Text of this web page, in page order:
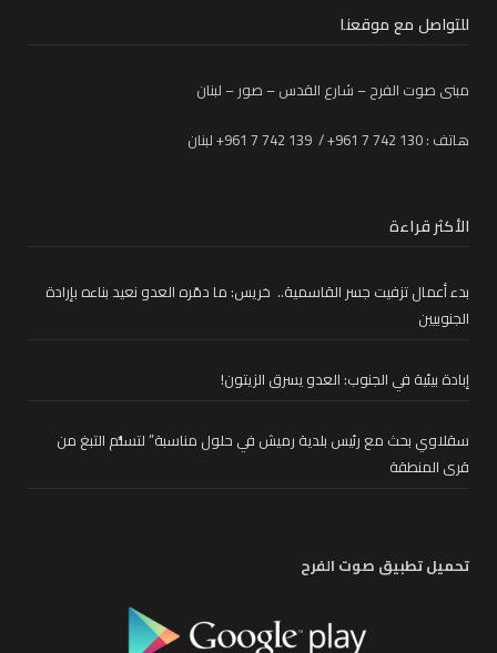
للتواصل مع موقعنا
مبنى صوت الفرح – شارع القدس – صور – لبنان
هاتف : 130 742 7 961+ / 139 742 7 961+ لبنان
الأكثر قراءة
بدء أعمال تزفيت جسر القاسمية.. خريس: ما دمّره العدو نعيد بناءه بإرادة
الجنوبيين
إبادة بيئية في الجنوب: العدو يسرق الزيتون!
سقلاوي بحث مع رئيس بلدية رميش في حلول مناسبة” لتسلُّم التبغ من
قرى المنطقة
تحميل تطبيق صوت الفرح